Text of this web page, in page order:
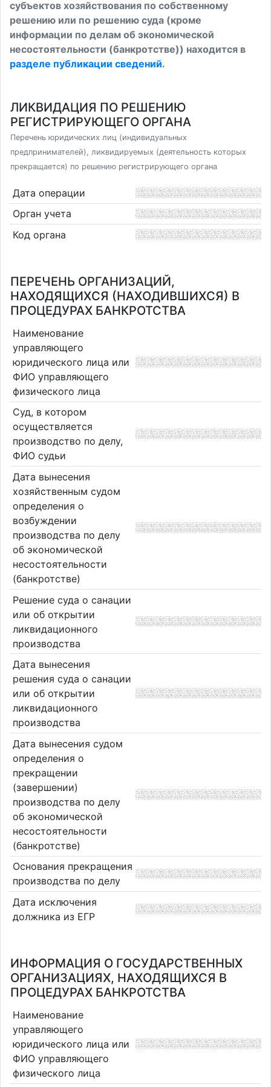
субъектов хозяйствования по собственному
решению или по решению суда (кроме
информации по делам об экономической
несостоятельности (банкротстве)) находится в
разделе публикации сведений.
ЛИКВИДАЦИЯ ПО РЕШЕНИЮ
РЕГИСТРИРУЮЩЕГО ОРГАНА
Перечень юридических лиц (индивидуальных
предпринимателей), ликвидируемых (деятельность которых
прекращается) по решению регистрирующего органа
Дата операции
Орган учета
Код органа
ПЕРЕЧЕНЬ ОРГАНИЗАЦИЙ,
НАХОДЯЩИХСЯ (НАХОДИВШИХСЯ) В
ПРОЦЕДУРАХ БАНКРОТСТВА
Наименование
управляющего
юридического лица или
ФИО управляющего
физического лица
Суд, в котором
осуществляется
производство по делу,
ФИО судьи
Дата вынесения
хозяйственным судом
определения о
возбуждении
производства по делу
об экономической
несостоятельности
(банкротстве)
Решение суда о санации
или об открытии
ликвидационного
производства
Дата вынесения
решения суда о санации
или об открытии
ликвидационного
производства
Дата вынесения судом
определения о
прекращении
(завершении)
производства по делу
об экономической
несостоятельности
(банкротстве)
Основания прекращения
производства по делу
Дата исключения
должника из ЕГР
ИНФОРМАЦИЯ О ГОСУДАРСТВЕННЫХ
ОРГАНИЗАЦИЯХ, НАХОДЯЩИХСЯ В
ПРОЦЕДУРАХ БАНКРОТСТВА
Наименование
управляющего
юридического лица или
ФИО управляющего
физического лица